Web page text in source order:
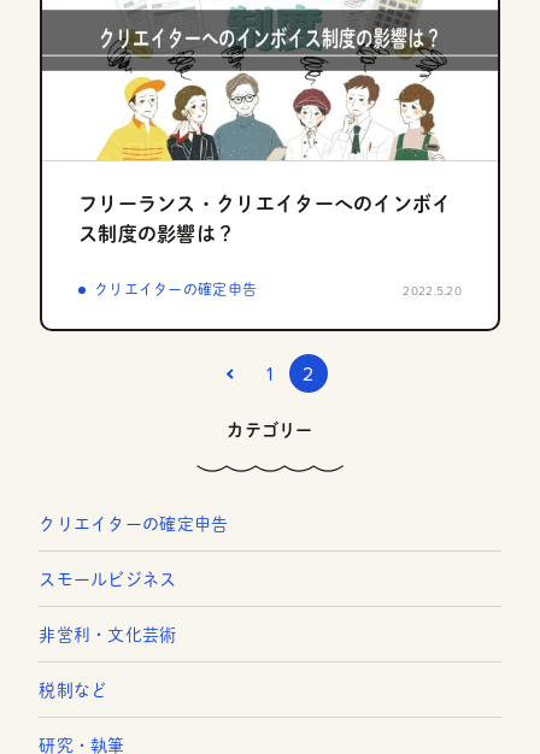
フリーランス・クリエイターへのインボイ
ス制度の影響は？
クリエイターの確定申告 2022.5.20
1 2
カテゴリー
クリエイターの確定申告
スモールビジネス
非営利・文化芸術
税制など
研究・執筆